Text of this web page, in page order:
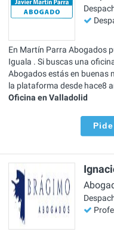
En Martín Parra Abogados
Iguala . Si buscas una
Abogados estás en buenas
la plataforma desde hace8
Oficina en Valladolid